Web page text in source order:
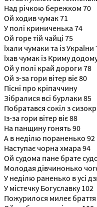
Над річкою бережком 70
Ой ходив чумак 71
У полі криниченька 74
Ой горе тій чайці 75
їхали чумаки та із України
їхав чумак із Криму
Ой у полі край дороги 78
Ой з-за гори вітер віє 80
Пісні про кріпаччину
Зібралися всі бурлаки 85
Побратався сокіл з
Із-за гори вітер віє 88
На панщину гонять 90
А в неділю пораненько 92
Наступає чорна хмара 94
Ой судома пане брате
Молодая дівчинонько
У неділю раненько в усі
У містечку Богуславку 102
Пожурилося милеє браття